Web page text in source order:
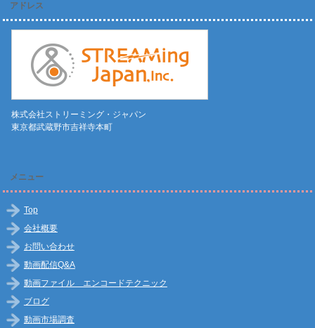
アドレス
株式会社ストリーミング・ジャパン
東京都武蔵野市吉祥寺本町
メニュー
Top
会社概要
お問い合わせ
動画配信Q&A
動画ファイル エンコードテクニック
ブログ
動画市場調査